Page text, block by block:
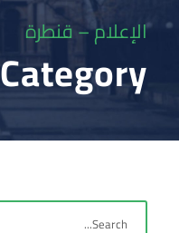
الإعلام – قنطرة
Category